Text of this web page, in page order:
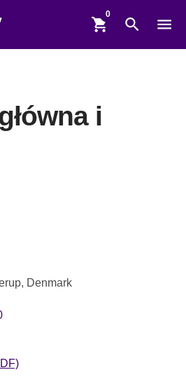
shopping_cart search menu
i
Denmark